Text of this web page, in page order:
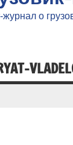
журнал о